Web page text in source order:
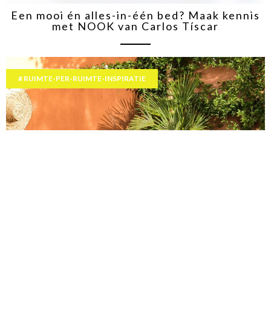
Een mooi én alles-in-één bed? Maak kennis
met NOOK van Carlos Tíscar
RUIMTE-PER-RUIMTE-INSPIRATIE